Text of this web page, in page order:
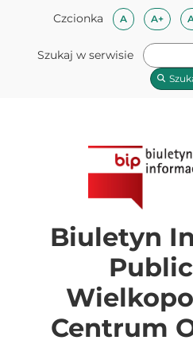
Czcionka ACzcionka
A+
Szukaj w serwisie
Biuletyn
Centrum